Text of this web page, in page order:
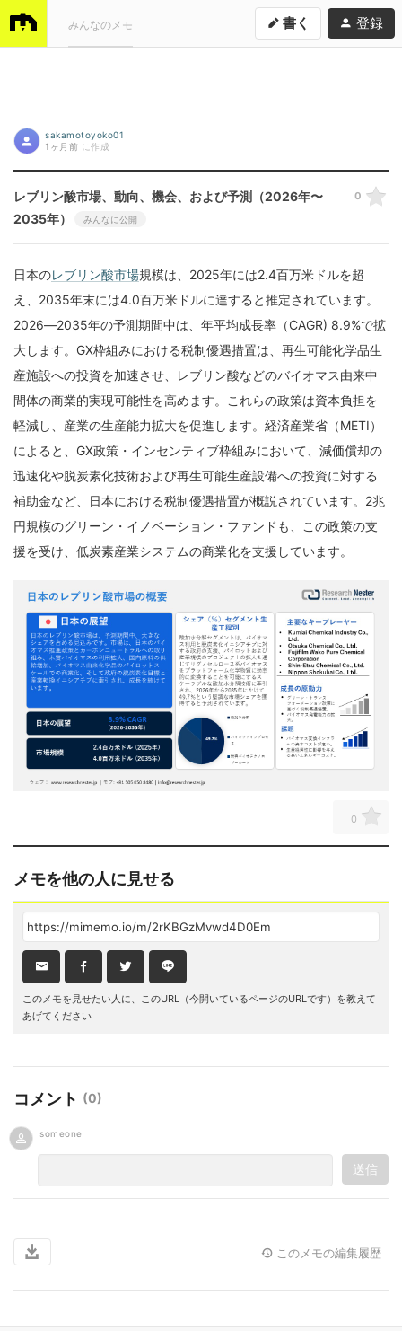
みんなのメモ 書く 登録
sakamotoyoko01
1ヶ月前 に作成
0
レブリン酸市場、動向、機会、および予測（2026年〜
2035年）
みんなに公開
日本のレブリン酸市場規模は、2025年には2.4百万米ドルを超
え、2035年末には4.0百万米ドルに達すると推定されています。
2026―2035年の予測期間中は、年平均成長率（CAGR) 8.9%で拡
大します。GX枠組みにおける税制優遇措置は、再生可能化学品生
産施設への投資を加速させ、レブリン酸などのバイオマス由来中
間体の商業的実現可能性を高めます。これらの政策は資本負担を
軽減し、産業の生産能力拡大を促進します。経済産業省（METI）
によると、GX政策・インセンティブ枠組みにおいて、減価償却の
迅速化や脱炭素化技術および再生可能生産設備への投資に対する
補助金など、日本における税制優遇措置が概説されています。2兆
円規模のグリーン・イノベーション・ファンドも、この政策の支
援を受け、低炭素産業システムの商業化を支援しています。
0
メモを他の人に見せる
このメモを見せたい人に、このURL（今開いているページのURLです）を教えて
あげてください
コメント (0)
someone
送信
このメモの編集履歴